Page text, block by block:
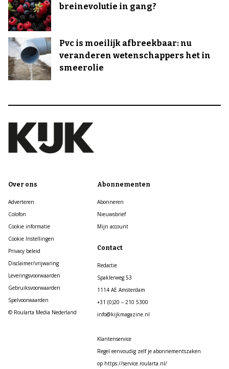
breinevolutie in gang?
Pvc is moeilijk afbreekbaar: nu
veranderen wetenschappers het in
smeerolie
Over ons
Adverteren
Colofon
Cookie informatie
Cookie Instellingen
Privacy beleid
Disclaimer/vrijwaring
Leveringsvoorwaarden
Gebruiksvoorwaarden
Spelvoorwaarden
© Roularta Media Nederland
Abonnementen
Abonneren
Nieuwsbrief
Mijn account
Contact
Redactie
Spaklerweg 53
1114 AE Amsterdam
+31 (0)20 – 210 5300
info@kijkmagazine.nl
Klantenservice
Regel eenvoudig zelf je abonnementszaken
op https://service.roularta.nl/